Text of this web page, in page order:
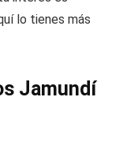
lo tienes más
Jamundí